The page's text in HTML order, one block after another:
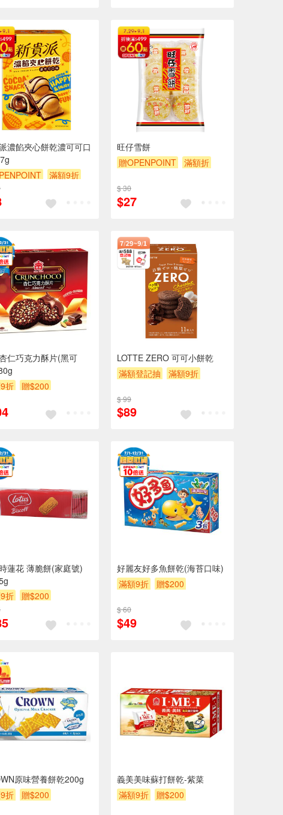
濃餡夾心餅乾濃可可口
滿額9折
旺仔雪餅
贈OPENPOINT
滿額折
$ 30
$27
仁巧克力酥片(黑可
折
贈$200
LOTTE ZERO 可可小餅乾
滿額登記抽
滿額9折
$ 99
$89
蓮花 薄脆餅(家庭號)
折
贈$200
好麗友好多魚餅乾(海苔口味)
滿額9折
贈$200
$ 60
$49
原味營養餅乾200g
折
贈$200
義美美味蘇打餅乾-紫菜
滿額9折
贈$200